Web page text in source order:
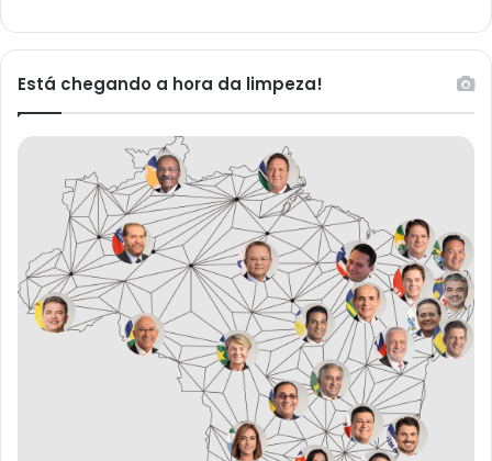
Está chegando a hora da limpeza!